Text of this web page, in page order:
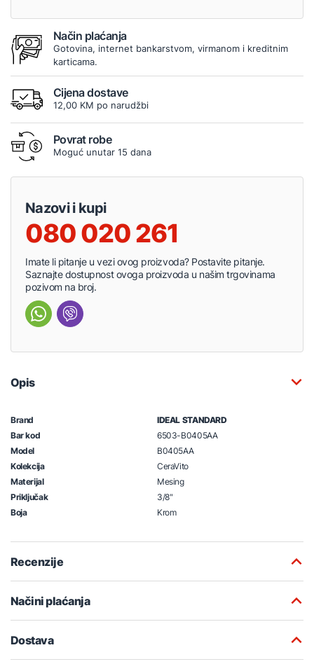
Način plaćanja
Gotovina, internet bankarstvom, virmanom i kreditnim
karticama.
Cijena dostave
12,00 KM po narudžbi
Povrat robe
Moguć unutar 15 dana
Nazovi i kupi
080 020 261
Imate li pitanje u vezi ovog proizvoda? Postavite pitanje.
Saznajte dostupnost ovoga proizvoda u našim trgovinama
pozivom na broj.
Opis
Brand
IDEAL STANDARD
Bar kod
6503-B0405AA
Model
B0405AA
Kolekcija
CeraVito
Materijal
Mesing
Priključak
3/8"
Boja
Krom
Recenzije
Načini plaćanja
Dostava